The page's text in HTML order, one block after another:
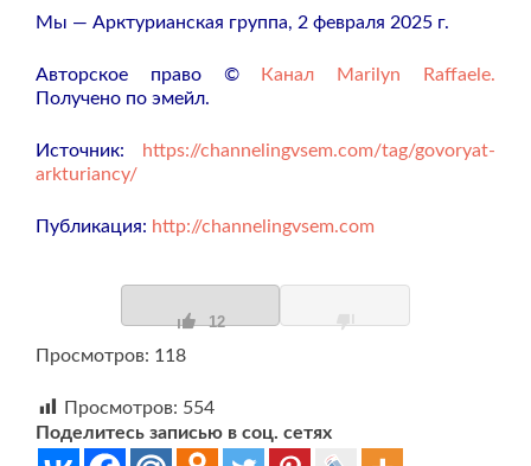
Мы — Арктурианская группа, 2 февраля 2025 г.
Авторское право ©Канал Marilyn Raffaele.
Получено по эмейл.
Источник:
https://channelingvsem.com/tag/govoryat-
arkturiancy/
Публикация: http://channelingvsem.com
12
Просмотров: 118
Просмотров: 554
Поделитесь записью в соц. сетях